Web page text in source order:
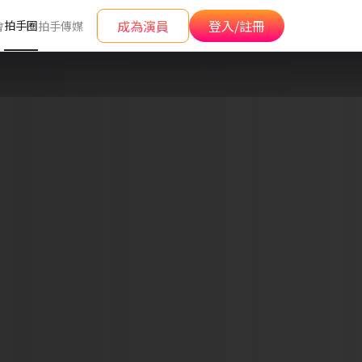
拍手圈拍手傳媒 成為演員 登入/註冊